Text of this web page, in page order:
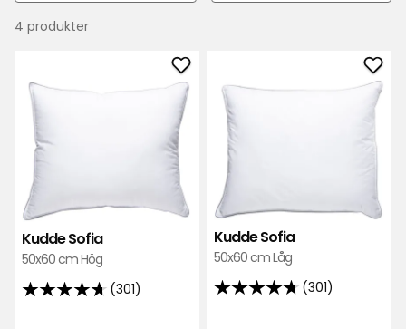
4 produkter
Kudde Sofia
50x60 cm Hög
(301)
4.7
Lägg
till
Kudde
favoriter
Kudde Sofia
50x60 cm Låg
(301)
4.7
till